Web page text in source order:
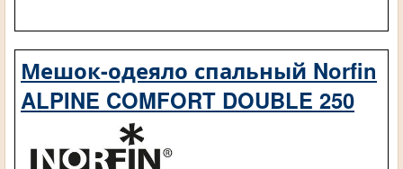
Мешок-одеяло спальный Norfin
ALPINE COMFORT DOUBLE 250